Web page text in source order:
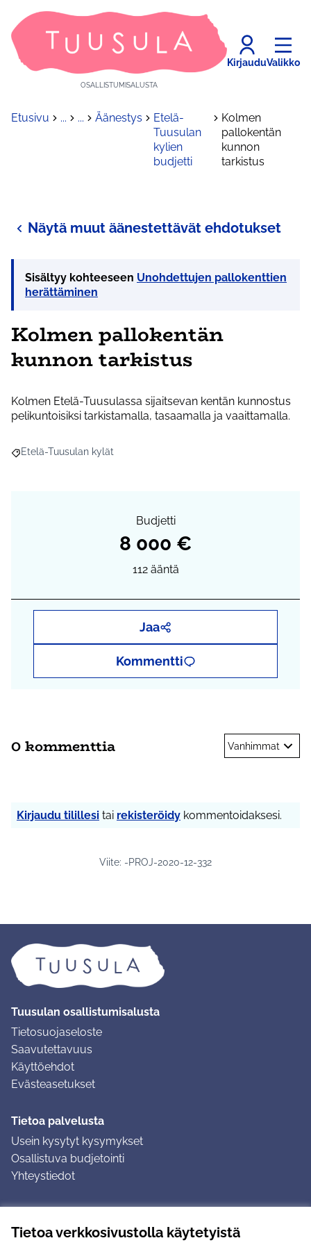
Tietoa verkkosivustolla käytetyistä
OSALLISTUMISALUSTA
KirjauduValikko
Etusivu ... ... Äänestys
Etelä-
Tuusulan
kylien
budjetti
Kolmen
pallokentän
kunnon
tarkistus
Näytä muut äänestettävät ehdotukset
Sisältyy kohteeseen Unohdettujen pallokenttien
herättäminen
Kolmen pallokentän
kunnon tarkistus
Kolmen Etelä-Tuusulassa sijaitsevan kentän kunnostus
pelikuntoisiksi tarkistamalla, tasaamalla ja vaaittamalla.
Rajaa tulokset aihepiirin mukaan: Etelä-Tuusulan kylät
Etelä-Tuusulan kylät
Budjetti
8 000 €
112 ääntä
Jaa
Kommentti
0 kommenttia Vanhimmat
Kirjaudu tilillesi tai rekisteröidy kommentoidaksesi.
Viite: -PROJ-2020-12-332
Tuusulan osallistumisalusta
Tietosuojaseloste
Saavutettavuus
Käyttöehdot
Evästeasetukset
Tietoa palvelusta
Usein kysytyt kysymykset
Osallistuva budjetointi
Yhteystiedot
Ohjeet kirjautumiseen